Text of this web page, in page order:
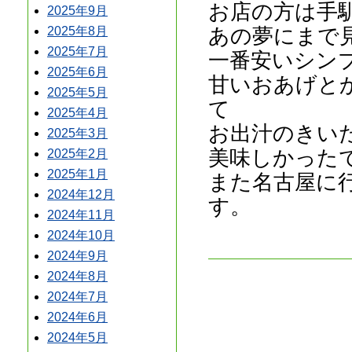
2025年9月
2025年8月
2025年7月
2025年6月
2025年5月
2025年4月
2025年3月
2025年2月
2025年1月
2024年12月
2024年11月
2024年10月
2024年9月
2024年8月
2024年7月
2024年6月
2024年5月
お店の方は手
あの夢にまで
一番安いシン
甘いおあげと
て
お出汁のきい
美味しかった
また名古屋に
す。